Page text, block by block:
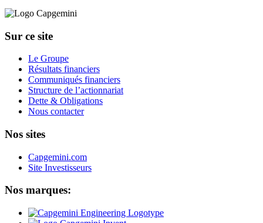
Sur ce site
Le Groupe
Résultats financiers
Communiqués financiers
Structure de l’actionnariat
Dette & Obligations
Nous contacter
Nos sites
Capgemini.com
Site Investisseurs
Nos marques: